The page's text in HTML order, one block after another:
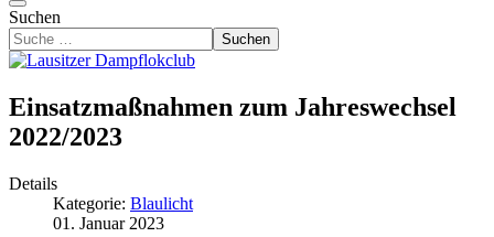
Suchen
Suchen
Einsatzmaßnahmen zum Jahreswechsel
2022/2023
Details
Kategorie: Blaulicht
01. Januar 2023